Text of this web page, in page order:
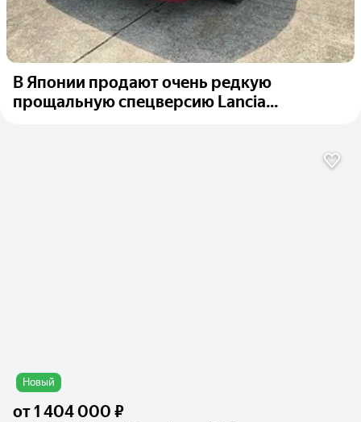
В Японии продают очень редкую
прощальную спецверсию Lancia...
Новый
от1 404 000 ₽